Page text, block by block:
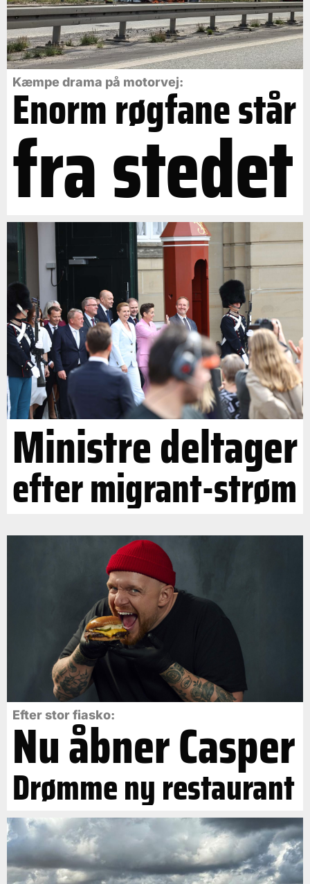
Kæmpe drama på motorvej:
Enorm røgfane står
fra stedet
Ministre deltager
efter migrant-strøm
Efter stor fiasko:
Nu åbner Casper
Drømme ny restaurant